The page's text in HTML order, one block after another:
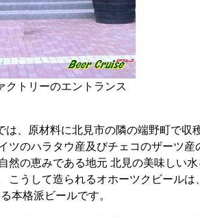
クトリーのエントランス
は、原材料に北見市の隣の端野町で収
ツのハラタウ産及びチェコのザーツ
然の恵みである地元 北見の美味しい
こうして造られるオホーツクビールは
本格派ビールです。